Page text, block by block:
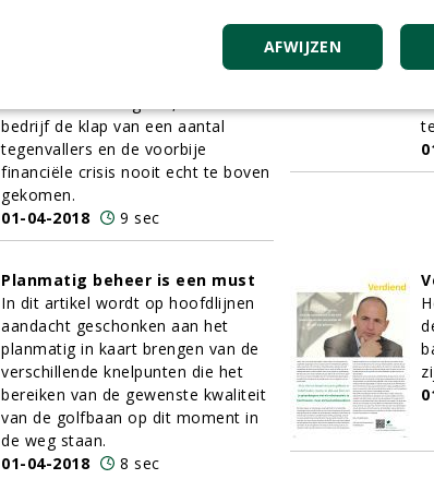
het faillissement uit over graszaad-
en meststoffenhandelaar Prograss.
bedrijf de klap van een aantal
tegenvallers en de voorbije
financiële crisis nooit echt te boven
gekomen.
01-04-2018
9 sec
Planmatig beheer is een must
In dit artikel wordt op hoofdlijnen
aandacht geschonken aan het
planmatig in kaart brengen van de
verschillende knelpunten die het
bereiken van de gewenste kwaliteit
van de golfbaan op dit moment in
de weg staan.
01-04-2018
8 sec
AFWIJZEN